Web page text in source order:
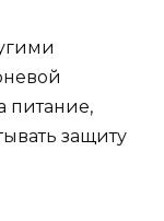
питание,
защиту